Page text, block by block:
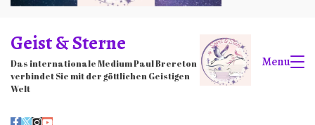
Geist & Sterne
Das internationale Medium Paul Brereton
verbindet Sie mit der göttlichen Geistigen
Welt
Menu